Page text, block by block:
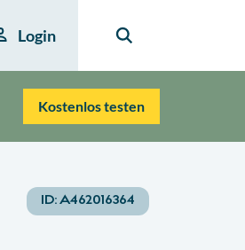
Login
Kostenlos testen
ID:A462016364